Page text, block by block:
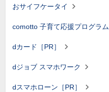
おサイフケータイ
comotto 子育て応援プログラム
dカード［PR］
dジョブ スマホワーク
dスマホローン［PR］